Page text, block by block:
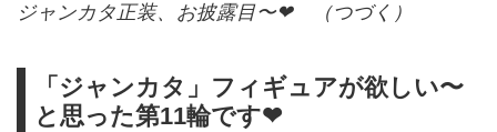
ジャンカタ正装、お披露目〜❤ （つづく）
「ジャンカタ」フィギュアが欲しい〜
と思った第11輪です❤